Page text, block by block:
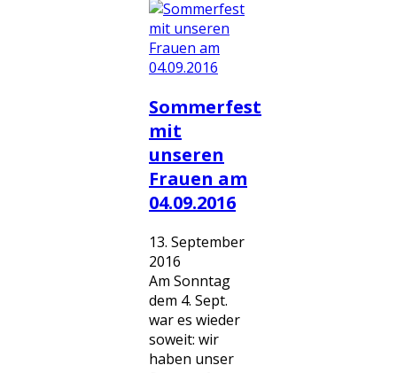
Sommerfest
mit
unseren
Frauen am
04.09.2016
13. September
2016
Am Sonntag
dem 4. Sept.
war es wieder
soweit: wir
haben unser